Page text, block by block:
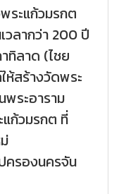
ระแก้วมรกต
วลากว่า 200 ปี
ทิลาด (ไชย
ห้สร้างวัดพระ
พระอาราม
ก้วมรกต ที่
ครองนครจัน